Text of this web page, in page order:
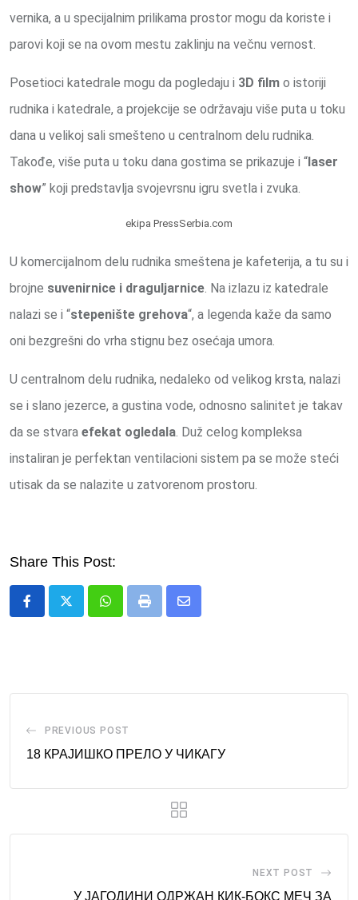
vernika, a u specijalnim prilikama prostor mogu da koriste i
parovi koji se na ovom mestu zaklinju na večnu vernost.
Posetioci katedrale mogu da pogledaju i 3D film o istoriji
rudnika i katedrale, a projekcije se održavaju više puta u toku
dana u velikoj sali smešteno u centralnom delu rudnika.
Takođe, više puta u toku dana gostima se prikazuje i “ laser
show” koji predstavlja svojevrsnu igru svetla i zvuka.
ekipa PressSerbia.com
U komercijalnom delu rudnika smeštena je kafeterija, a tu su i
brojne suvenirnice i draguljarnice. Na izlazu iz katedrale
nalazi se i “stepenište grehova“, a legenda kaže da samo
oni bezgrešni do vrha stignu bez osećaja umora.
U centralnom delu rudnika, nedaleko od velikog krsta, nalazi
se i slano jezerce, a gustina vode, odnosno salinitet je takav
da se stvara efekat ogledala. Duž celog kompleksa
instaliran je perfektan ventilacioni sistem pa se može steći
utisak da se nalazite u zatvorenom prostoru.
Share This Post:
WhatsappPrint
Share
PREVIOUS POST
18 КРАЈИШКО ПРЕЛО У ЧИКАГУ
NEXT POST
У ЈАГОДИНИ ОДРЖАН КИК-БОКС МЕЧ ЗА